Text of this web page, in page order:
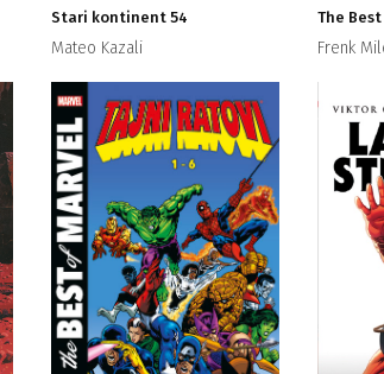
Stari kontinent 54
Mateo Kazali
The Best
Frenk